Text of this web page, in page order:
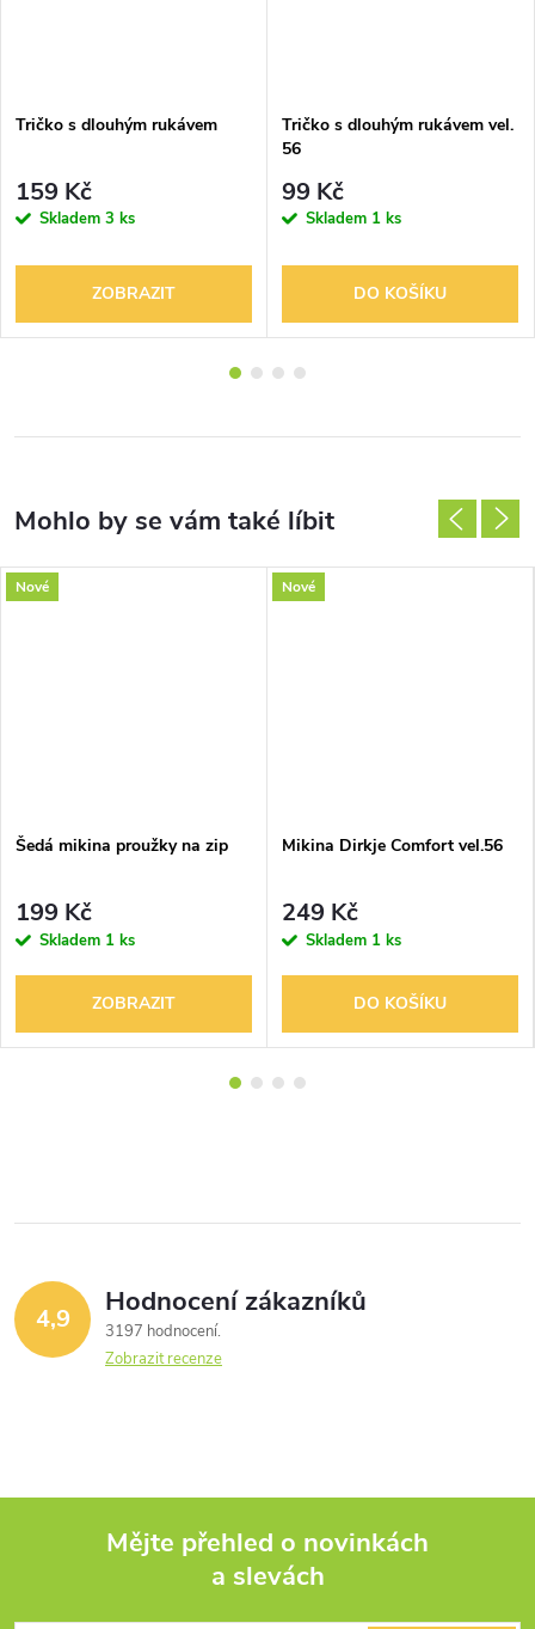
Tričko s dlouhým rukávem
159 Kč
Skladem 3 ks
ZOBRAZIT
Tričko s dlouhým rukávem vel.
56
99 Kč
Skladem 1 ks
DO KOŠÍKU
Nové
Šedá mikina proužky na zip
199 Kč
Skladem 1 ks
ZOBRAZIT
Nové
Mikina Dirkje Comfort vel.56
249 Kč
Skladem 1 ks
DO KOŠÍKU
4,9 Hodnocení zákazníků
3197 hodnocení
Zobrazit recenze
Mějte přehled o novinkách
a slevách